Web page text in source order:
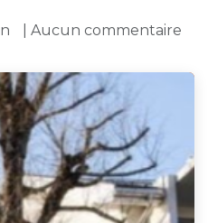
| Aucun commentaire